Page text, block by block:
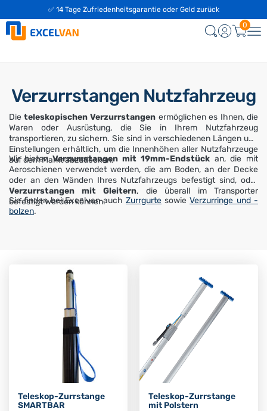
Verzurrstangen Nutzfahrzeug
Die teleskopischen Verzurrstangen ermöglichen es Ihnen, die
Waren oder Ausrüstung, die Sie in Ihrem Nutzfahrzeug
transportieren, zu sichern. Sie sind in verschiedenen Längen und
Einstellungen erhältlich, um die Innenhöhen aller Nutzfahrzeuge
auf dem Markt abzudecken.
Wir bietenVerzurrstangen mit 19mm-Endstück an, die mit
Aeroschienen verwendet werden, die am Boden, an der Decke
oder an den Wänden Ihres Nutzfahrzeugs befestigt sind, oder
Verzurrstangen mit Gleitern, die überall im Transporter
befestigt werden können.
Sie finden bei Excelvan auch Zurrgurte sowie Verzurringe und -
bolzen.
Teleskop-Zurrstange
SMARTBAR
Teleskop-Zurrstange
mit Polstern
✅ 14 Tage Zufriedenheitsgarantie oder Geld zurück
0